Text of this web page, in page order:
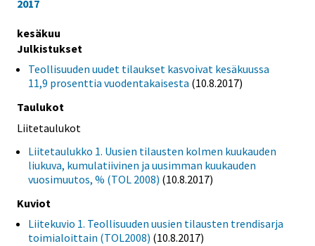
2017
kesäkuu
Julkistukset
Teollisuuden uudet tilaukset kasvoivat kesäkuussa
11,9 prosenttia vuodentakaisesta (10.8.2017)
Taulukot
Liitetaulukot
Liitetaulukko 1. Uusien tilausten kolmen kuukauden
liukuva, kumulatiivinen ja uusimman kuukauden
vuosimuutos, % (TOL 2008) (10.8.2017)
Kuviot
Liitekuvio 1. Teollisuuden uusien tilausten trendisarja
toimialoittain (TOL2008) (10.8.2017)